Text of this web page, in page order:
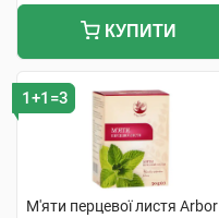
КУПИТИ
1+1=3
М'яти перцевої листя Arbor